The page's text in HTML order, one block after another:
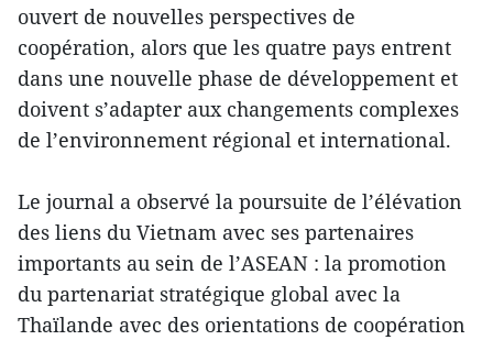
ouvert de nouvelles perspectives de
coopération, alors que les quatre pays entrent
dans une nouvelle phase de développement et
doivent s’adapter aux changements complexes
de l’environnement régional et international.
Le journal a observé la poursuite de l’élévation
des liens du Vietnam avec ses partenaires
importants au sein de l’ASEAN : la promotion
du partenariat stratégique global avec la
Thaïlande avec des orientations de coopération